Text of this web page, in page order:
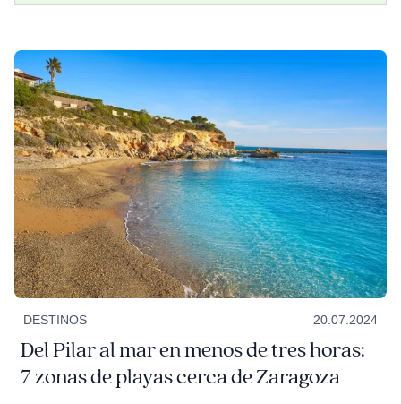
DESTINOS 20.07.2024
Del Pilar al mar en menos de tres horas:
7 zonas de playas cerca de Zaragoza